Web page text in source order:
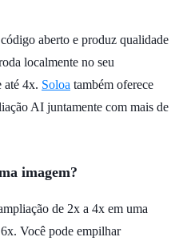
aberto e produz qualidade
localmente no seu
até 4x. Soloa também oferece
AI juntamente com mais de
imagem?
de 2x a 4x em uma
Você pode empilhar